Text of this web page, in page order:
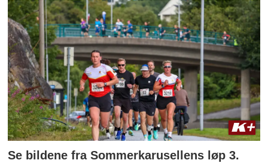
Se bildene fra Sommerkarusellens løp 3.